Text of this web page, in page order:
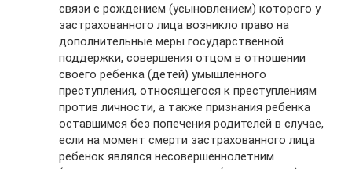
связи с рождением (усыновлением) которого у
застрахованного лица возникло право на
дополнительные меры государственной
поддержки, совершения отцом в отношении
своего ребенка (детей) умышленного
преступления, относящегося к преступлениям
против личности, а также признания ребенка
оставшимся без попечения родителей в случае,
если на момент смерти застрахованного лица
ребенок являлся несовершеннолетним